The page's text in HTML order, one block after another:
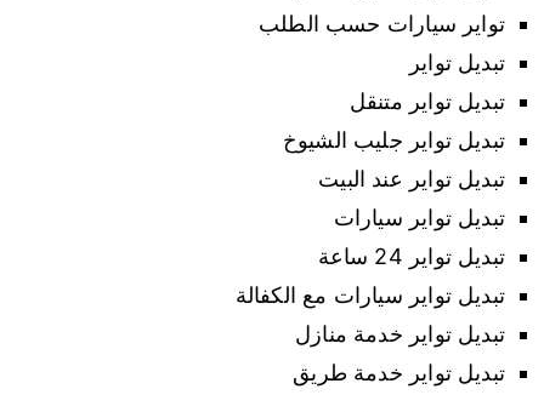
تواير سيارات حسب الطلب
تبديل تواير
تبديل تواير متنقل
تبديل تواير جليب الشيوخ
تبديل تواير عند البيت
تبديل تواير سيارات
تبديل تواير 24 ساعة
تبديل تواير سيارات مع الكفالة
تبديل تواير خدمة منازل
تبديل تواير خدمة طريق